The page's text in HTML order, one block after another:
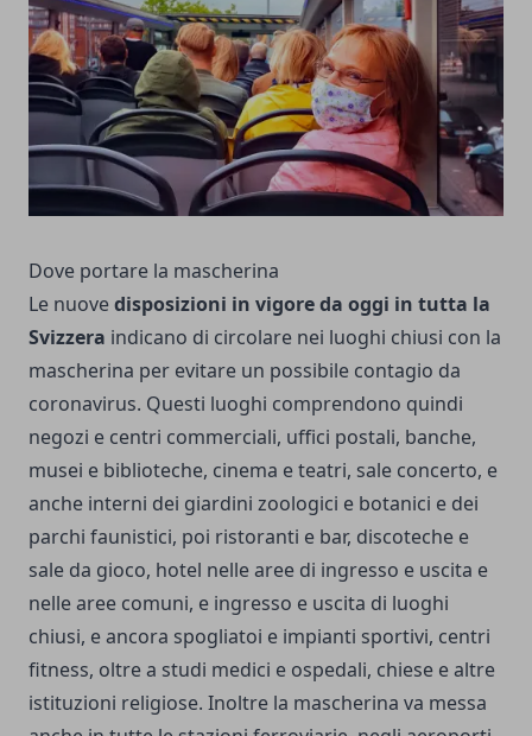
Dove portare la mascherina
Le nuovedisposizioni in vigore da oggi in tutta la
Svizzera indicano di circolare nei luoghi chiusi con la
mascherina per evitare un possibile contagio da
coronavirus. Questi luoghi comprendono quindi
negozi e centri commerciali, uffici postali, banche,
musei e biblioteche, cinema e teatri, sale concerto, e
anche interni dei giardini zoologici e botanici e dei
parchi faunistici, poi ristoranti e bar, discoteche e
sale da gioco, hotel nelle aree di ingresso e uscita e
nelle aree comuni, e ingresso e uscita di luoghi
chiusi, e ancora spogliatoi e impianti sportivi, centri
fitness, oltre a studi medici e ospedali, chiese e altre
istituzioni religiose. Inoltre la mascherina va messa